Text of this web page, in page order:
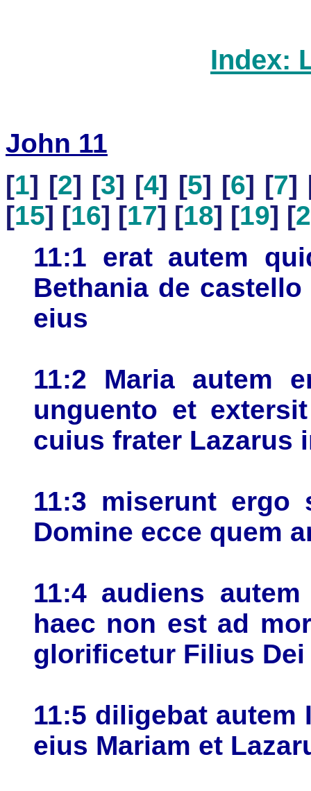
Index:
John 11
[1] [2] [3] [4] [5] [6] [7]
[15] [16] [17] [18] [19] [
11:1 erat autem
Bethania de
eius
11:2 Maria autem
unguento et
cuius frater Lazarus
11:3 miserunt ergo
Domine ecce quem
11:4 audiens
haec non est ad
glorificetur Filius Dei
11:5 diligebat autem
eius Mariam et